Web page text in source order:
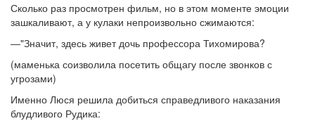
Сколько раз просмотрен фильм, но в этом моменте эмоции
зашкаливают, а у кулаки непроизвольно сжимаются:
―"Значит, здесь живет дочь профессора Тихомирова?
(маменька соизволила посетить общагу после звонков с
угрозами)
Именно Люся решила добиться справедливого наказания
блудливого Рудика: